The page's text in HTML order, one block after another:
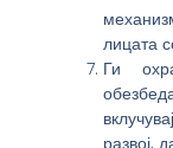
лицата
Ги
развој,